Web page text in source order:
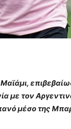
με τον
μέσο της